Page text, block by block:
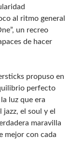
al ritmo general
un recreo
de hacer
propuso en
perfecto
luz que era
el soul y el
maravilla
mejor con cada